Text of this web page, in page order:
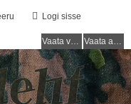
Logi sisse
Vaata vastamata teemasi Vaata aktiivseid teemasid